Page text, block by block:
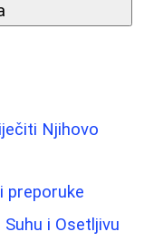
Njihovo
preporuke
i Osetljivu